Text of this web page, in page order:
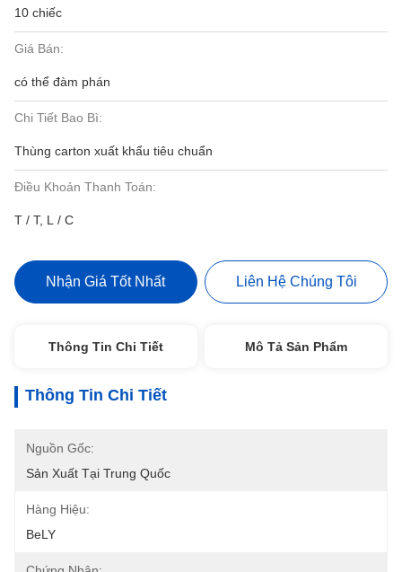
10 chiếc
Giá Bán:
có thể đàm phán
Chi Tiết Bao Bì:
Thùng carton xuất khẩu tiêu chuẩn
Điều Khoản Thanh Toán:
T / T, L / C
Nhận Giá Tốt Nhất Liên Hệ Chúng Tôi
Thông Tin Chi Tiết Mô Tả Sản Phẩm
Thông Tin Chi Tiết
Nguồn Gốc:
Sản Xuất Tại Trung Quốc
Hàng Hiệu:
BeLY